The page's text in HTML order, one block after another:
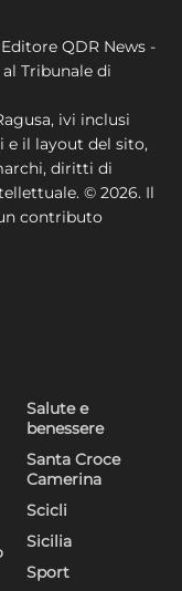
QDR News -
Tribunale di
ivi inclusi
e il layout del sito,
diritti di
© 2026. Il
contributo
Salute e
benessere
Santa Croce
Camerina
Scicli
Sicilia
Sport